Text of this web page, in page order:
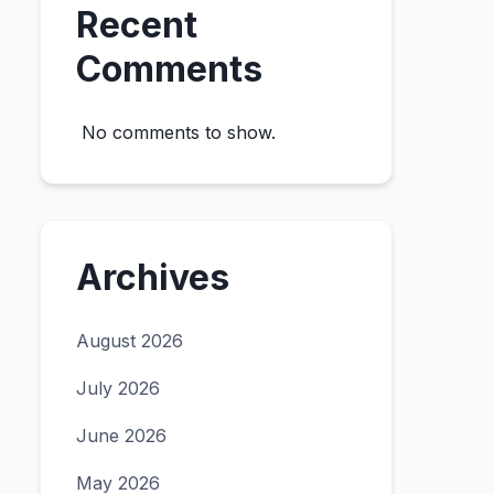
Recent
Comments
No comments to show.
Archives
August 2026
July 2026
June 2026
May 2026